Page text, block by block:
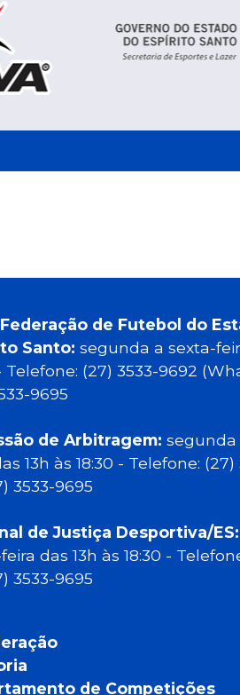
Federação de Futebol do
Santo: segunda a sexta-
Telefone: (27) 3533-9692
9695
de Arbitragem: segunda
13h às 18:30 - Telefone: (27)
3533-9695
de Justiça Desportiva/ES:
das 13h às 18:30 -
3533-9695
de Competições